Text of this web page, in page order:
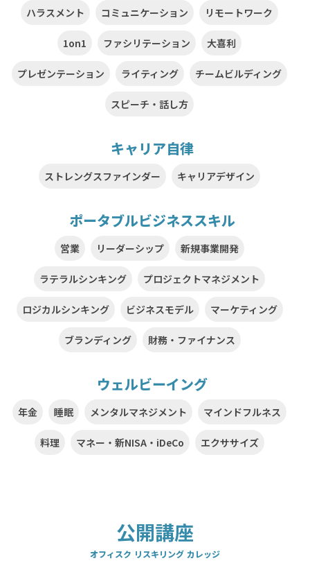
ハラスメント コミュニケーション リモートワーク
1on1 ファシリテーション 大喜利
プレゼンテーション ライティング チームビルディング
スピーチ・話し方
キャリア自律
ストレングスファインダー キャリアデザイン
ポータブルビジネススキル
営業 リーダーシップ 新規事業開発
ラテラルシンキング プロジェクトマネジメント
ロジカルシンキング ビジネスモデル マーケティング
ブランディング 財務・ファイナンス
ウェルビーイング
年金 睡眠 メンタルマネジメント マインドフルネス
料理 マネー・新NISA・iDeCo エクササイズ
公開講座
オフィスク リスキリング カレッジ